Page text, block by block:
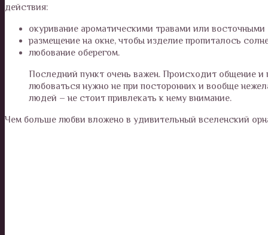
действия:
окуривание ароматическими травами или
размещение на окне, чтобы изделие пропиталось
любование оберегом.
Последний пункт очень важен. Происходит общение и
любоваться нужно не при посторонних и вообще
людей – не стоит привлекать к нему внимание.
Чем больше любви вложено в удивительный вселенский